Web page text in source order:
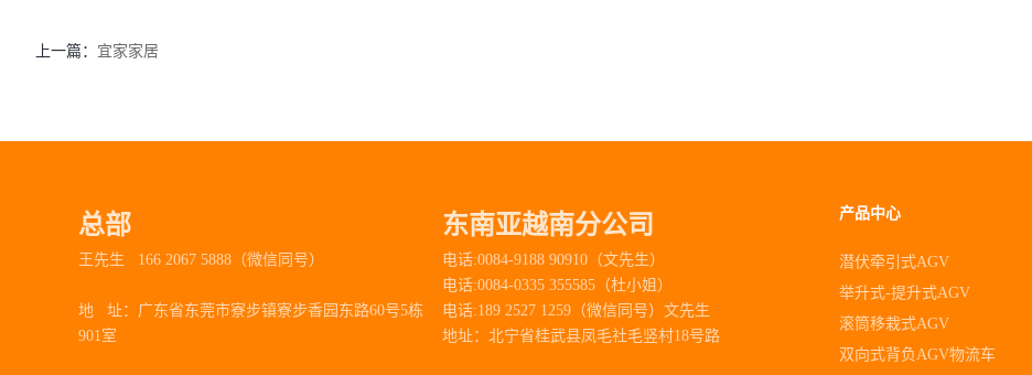
上一篇： 宜家家居
总部
王先生 166 2067 5888（微信同号）
地 址： 广东省东莞市寮步镇寮步香园东路60号5栋
901室
东南亚越南分公司
电话:0084-9188 90910（文先生）
电话:0084-0335 355585（杜小姐）
电话:189 2527 1259（微信同号）文先生
地址：北宁省桂武县凤毛社毛竖村18号路
产品中心
潜伏牵引式AGV
举升式-提升式AGV
滚筒移栽式AGV
双向式背负AGV物流车